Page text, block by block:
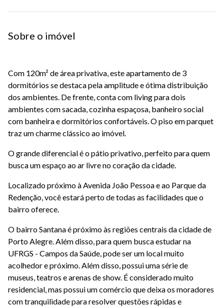
Sobre o imóvel
Com 120m² de área privativa, este apartamento de 3
dormitórios se destaca pela amplitude e ótima distribuição
dos ambientes. De frente, conta com living para dois
ambientes com sacada, cozinha espaçosa, banheiro social
com banheira e dormitórios confortáveis. O piso em parquet
traz um charme clássico ao imóvel.
O grande diferencial é o pátio privativo, perfeito para quem
busca um espaço ao ar livre no coração da cidade.
Localizado próximo à Avenida João Pessoa e ao Parque da
Redenção, você estará perto de todas as facilidades que o
bairro oferece.
O bairro Santana é próximo às regiões centrais da cidade de
Porto Alegre. Além disso, para quem busca estudar na
UFRGS - Campos da Saúde, pode ser um local muito
acolhedor e próximo. Além disso, possui uma série de
museus, teatros e arenas de show. É considerado muito
residencial, mas possui um comércio que deixa os moradores
com tranquilidade para resolver questões rápidas e